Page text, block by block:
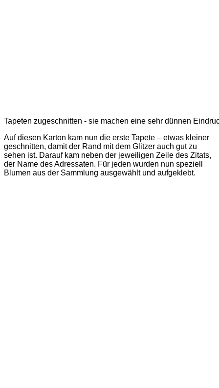
Tapeten zugeschnitten - sie machen eine sehr dünnen
Auf diesen Karton kam nun die erste Tapete – etwas kleiner
geschnitten, damit der Rand mit dem Glitzer auch gut zu
sehen ist. Darauf kam neben der jeweiligen Zeile des Zitats,
der Name des Adressaten. Für jeden wurden nun speziell
Blumen aus der Sammlung ausgewählt und aufgeklebt.